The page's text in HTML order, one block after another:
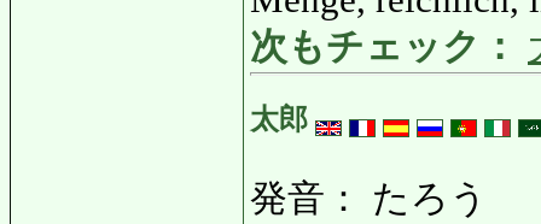
次もチェック：
太郎
発音： たろう